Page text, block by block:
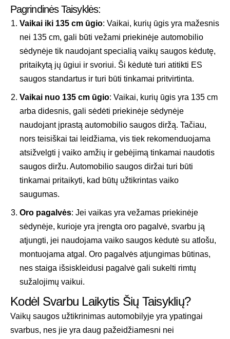
Pagrindinės Taisyklės:
Vaikai iki 135 cm ūgio: Vaikai, kurių ūgis yra mažesnis
nei 135 cm, gali būti vežami priekinėje automobilio
sėdynėje tik naudojantspecialią vaikų saugos kėdutę,
pritaikytą jų ūgiui ir svoriui. Ši kėdutė turi atitikti ES
saugos standartus ir turi būti tinkamai pritvirtinta.
Vaikai nuo 135 cm ūgio: Vaikai, kurių ūgis yra 135 cm
arba didesnis, gali sėdėti priekinėje sėdynėje
naudojant įprastą automobilio saugos diržą. Tačiau,
nors teisiškai tai leidžiama, vis tiek rekomenduojama
atsižvelgti į vaiko amžių ir gebėjimą tinkamai naudotis
saugos diržu. Automobilio saugos diržai turi būti
tinkamai pritaikyti, kad būtų užtikrintas vaiko
saugumas.
Oro pagalvės: Jei vaikas yra vežamas priekinėje
sėdynėje, kurioje yra įrengta oro pagalvė, svarbu ją
atjungti, jei naudojama vaiko saugos kėdutė su atlošu,
montuojama atgal. Oro pagalvės atjungimas būtinas,
nes staiga išsiskleidusi pagalvė gali sukelti rimtų
sužalojimų vaikui.
Kodėl Svarbu Laikytis Šių Taisyklių?
Vaikų saugos užtikrinimas automobilyje yra ypatingai
svarbus, nes jie yra daug pažeidžiamesni nei